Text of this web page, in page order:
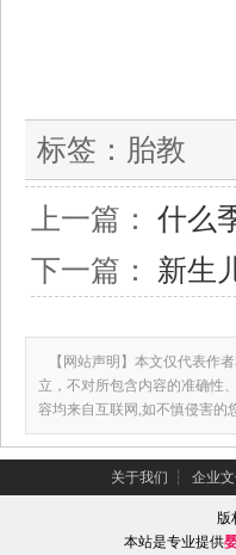
标签： 胎教
上一篇： 什么
下一篇： 新生
【网站声明】本文仅代表作
立，不对所包含内容的准确性
容均来自互联网,如不慎侵害的
关于我们 ┆ 企业
版
本站是专业提供